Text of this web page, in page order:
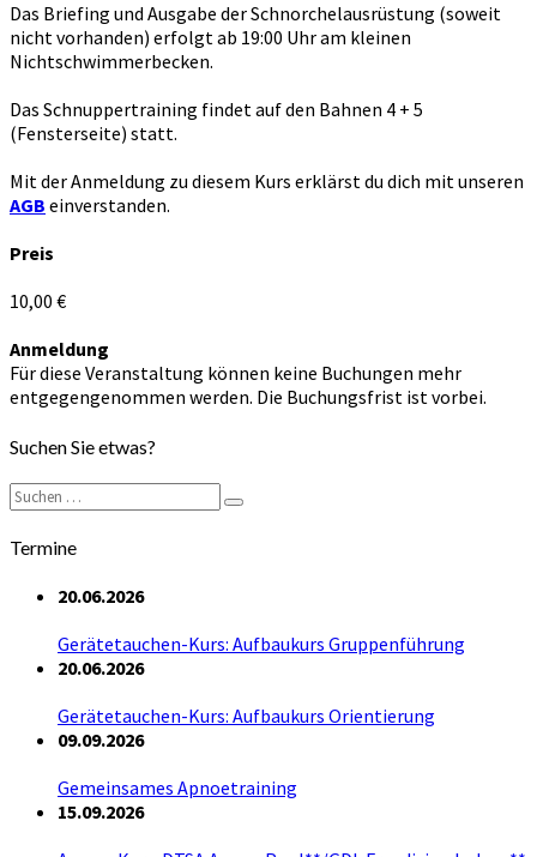
Das Briefing und Ausgabe der Schnorchelausrüstung (soweit
nicht vorhanden) erfolgt ab 19:00 Uhr am kleinen
Nichtschwimmerbecken.
Das Schnuppertraining findet auf den Bahnen 4 + 5
(Fensterseite) statt.
Mit der Anmeldung zu diesem Kurs erklärst du dich mit unseren
AGB einverstanden.
Preis
10,00 €
Anmeldung
Für diese Veranstaltung können keine Buchungen mehr
entgegengenommen werden. Die Buchungsfrist ist vorbei.
Suchen Sie etwas?
Suchen
nach:
Suchen
Termine
20.06.2026
Gerätetauchen-Kurs: Aufbaukurs Gruppenführung
20.06.2026
Gerätetauchen-Kurs: Aufbaukurs Orientierung
09.09.2026
Gemeinsames Apnoetraining
15.09.2026